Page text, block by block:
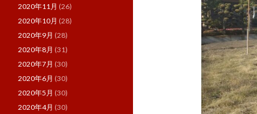
2020年11月 (26)
2020年10月 (28)
2020年9月 (28)
2020年8月 (31)
2020年7月 (30)
2020年6月 (30)
2020年5月 (30)
2020年4月 (30)